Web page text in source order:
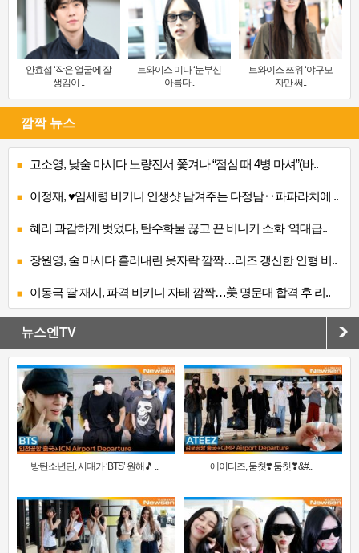
안효섭 ‘작은 얼굴에 잘
생김이 ..
트와이스 미나 ‘눈부신
아름다..
트와이스 쯔위 ‘야구모
자만 써..
깜짝 뉴스
고소영, 낮술 마시다 노량진서 쫓겨나 “점심 때 4병 마셔”(바..
이정재, ♥임세령 비키니 인생샷 남겨주는 다정남‥파파라치에 ..
혜리 과감하게 벗었다, 탄수화물 끊고 끈 비니키 소화 ‘역대급..
장원영, 술 마시다 흘러내린 옷자락 깜짝…리즈 갱신한 인형 비..
이동국 딸 재시, 파격 비키니 자태 깜짝…美 명문대 합격 후 리..
뉴스엔TV
방탄소년단, 시대가 ‘BTS’ 원해🎵 .. 에이티즈, 둠칫❣️ 둠칫❣&#..